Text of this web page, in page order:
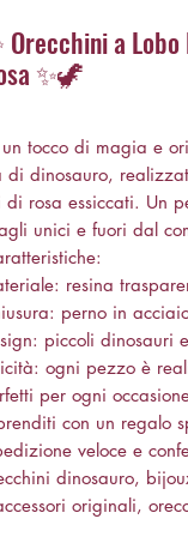
Orecchini a
✨🦖
un tocco di magia e
di dinosauro,
di rosa essiccati. Un
unici e fuori dal
resina
perno in
piccoli dinosauri
ogni pezzo è
per ogni
con un regalo
veloce e
dinosauro,
originali,